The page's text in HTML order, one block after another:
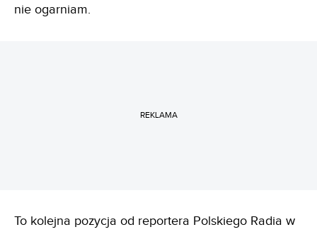
nie ogarniam.
REKLAMA
To kolejna pozycja od reportera Polskiego Radia w